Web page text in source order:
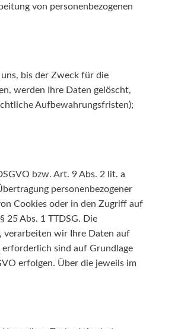
von personenbezogenen
bis der Zweck für die
werden Ihre Daten gelöscht,
Aufbewahrungsfristen);
bzw. Art. 9 Abs. 2 lit. a
personenbezogener
Cookies oder in den Zugriff auf
25 Abs. 1 TTDSG. Die
verarbeiten wir Ihre Daten auf
sind auf Grundlage
erfolgen. Über die jeweils im